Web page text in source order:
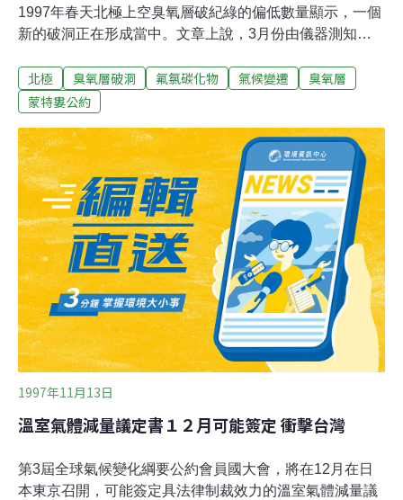
1997年春天北極上空臭氧層破紀綠的偏低數量顯示，一個
新的破洞正在形成當中。文章上說，3月份由儀器測知，
20%。美國馬里蘭州戈達德太空中心根據衛星資料進行的
研究顯示，臭氧的急遽減少可能是由於北極氣候發生基本
異常低溫。雖然1987年蒙特婁公約呼籲致力恢復能夠抵擋
太陽有害紫外線的臭氧數量，但過去20年來由於人類使用
氟氯碳化物不斷增加，臭氧層日益稀薄。
北極 臭氧層破洞 氟氯碳化物 氣候變遷
臭氧層
蒙特婁公約
1997年11月13日
溫室氣體減量議定書１２月可能簽定 衝擊台灣
第3屆全球氣候變化綱要公約會員國大會，將在12月在日
本東京召開，可能簽定具法律制裁效力的溫室氣體減量議